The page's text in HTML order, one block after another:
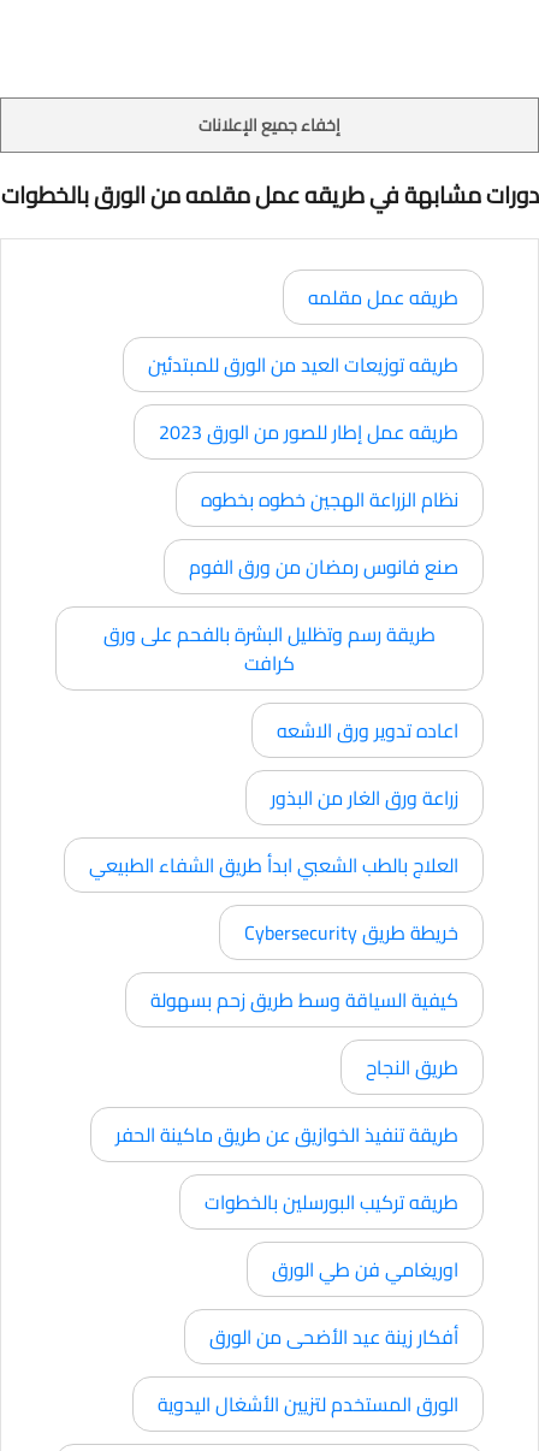
إخفاء جميع الإعلانات
دورات مشابهة في طريقه عمل مقلمه من الورق بالخطوات
طريقه عمل مقلمه
طريقه توزيعات العيد من الورق للمبتدئين
طريقه عمل إطار للصور من الورق 2023
نظام الزراعة الهجين خطوه بخطوه
صنع فانوس رمضان من ورق الفوم
طريقة رسم وتظليل البشرة بالفحم على ورق
كرافت
اعاده تدوير ورق الاشعه
زراعة ورق الغار من البذور
العلاج بالطب الشعبي ابدأ طريق الشفاء الطبيعي
خريطة طريق Cybersecurity
كيفية السياقة وسط طريق زحم بسهولة
طريق النجاح
طريقة تنفيذ الخوازيق عن طريق ماكينة الحفر
طريقه تركيب البورسلين بالخطوات
اوريغامي فن طي الورق
أفكار زينة عيد الأضحى من الورق
الورق المستخدم لتزيين الأشغال اليدوية